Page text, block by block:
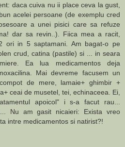
daca cuiva nu ii place ceva la gust,
acelei persoane (de exemplu cred
a unei pisici care sa refuze
dar sa revin..). Fiica mea a racit,
ori in 5 saptamani. Am bagat-o pe
crud, catina (pastile) si ... in seara
Ea lua medicamentos deja
Mai devreme facusem un
de mere, lamaie+ ghimbir +
ceai de musetel, tei, echinaceea. Ei,
apoicol" i s-a facut rau...
Nu am gasit nicaieri: Exista vreo
intre medicamentos si natirist?!